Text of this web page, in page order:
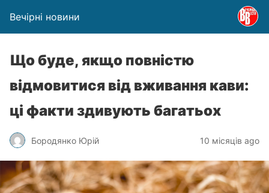
Вечірні новини
Що буде, якщо повністю
відмовитися від вживання кави:
ці факти здивують багатьох
Бородянко Юрій 10 місяців ago